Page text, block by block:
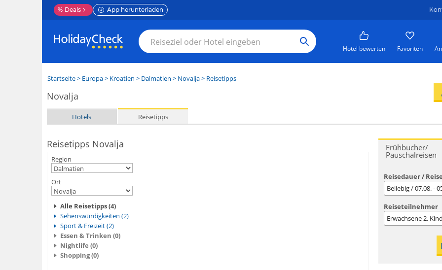
% Deals App herunterladen
Hotel bewerten Favoriten
Startseite> Europa> Kroatien > Dalmatien > Novalja> Reisetipps
Novalja
Hotels Reisetipps
Reisetipps Novalja
Region
Ort
Alle Reisetipps (4)
Sehenswürdigkeiten (2)
Sport & Freizeit (2)
Essen & Trinken (0)
Nightlife (0)
Shopping (0)
Frühbucher/
Pauschalreisen
Reisedauer /
Beliebig / 07.08. -
Reiseteilnehmer
Erwachsene2,